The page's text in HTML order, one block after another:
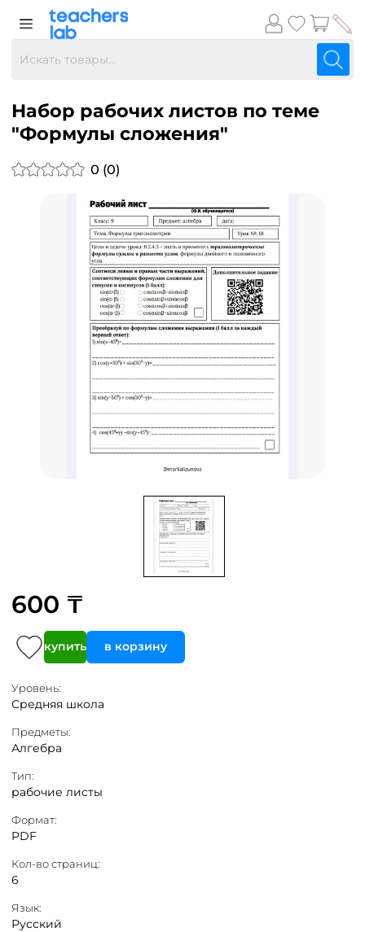
Набор рабочих листов по теме
"Формулы сложения"
0 (0)
600 ₸
купить в корзину
Уровень:
Средняя школа
Предметы:
Алгебра
Тип:
рабочие листы
Формат:
PDF
Кол-во страниц:
6
Язык:
Русский